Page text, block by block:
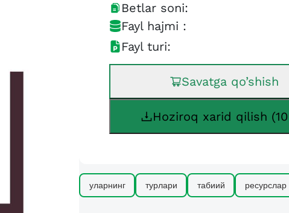
Betlar soni:
Fayl hajmi :
Fayl turi:
Savatga qo’shish
Hoziroq xarid qilish
уларнинг турлари табиий ресурслар